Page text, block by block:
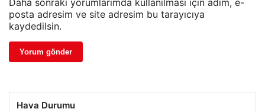
Daha sonraki yorumlarımda kullanılması için adım, e-
posta adresim ve site adresim bu tarayıcıya
kaydedilsin.
Hava Durumu